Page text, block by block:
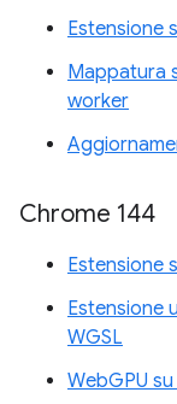
Estensione
Mappatura
worker
Chrome 144
Estensione
Estensione
WGSL
WebGPU